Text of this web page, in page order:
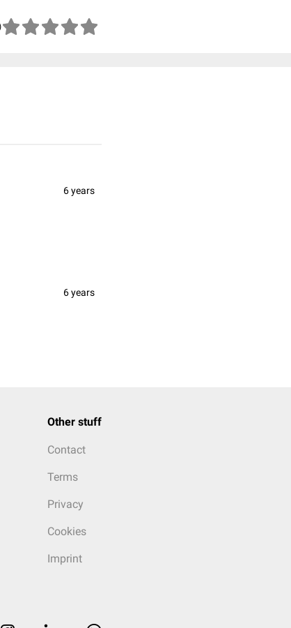
6 years
6 years
Other stuff
Contact
Terms
Privacy
Cookies
Imprint